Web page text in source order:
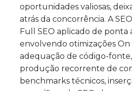
oportunidades valiosas,
atrás da concorrência. A
Full SEO aplicado de ponta
envolvendo otimizações On
adequação de código-
produção recorrente de
benchmarks técnicos,